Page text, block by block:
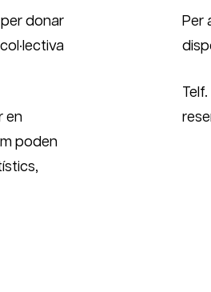
donar
en
poden
Per
Telf.